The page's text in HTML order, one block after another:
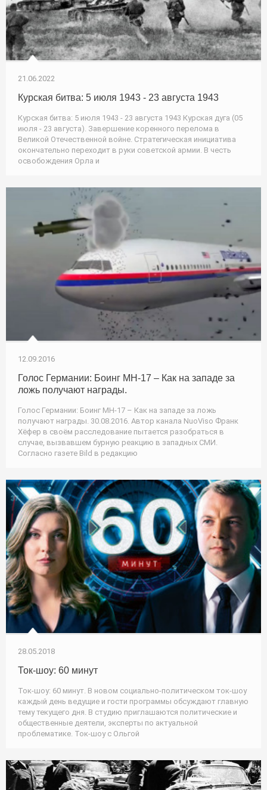
21.06.2022
Курская битва: 5 июля 1943 - 23 августа 1943
Курская битва: 5 июля 1943 - 23 августа 1943 Курская дуга (05
июля - 23 августа). Завершение коренного перелома в
Великой Отечественной войне. Стратегическая инициатива
окончательно переходит в руки советской армии. В честь
освобождения Орла и
12.09.2016
Голос Германии: Боинг МН-17 – Как на западе за
ложь получают награды.
Голос Германии: Боинг МН-17 – Как на западе за ложь
получают награды. 30.08.2016. Автор канала NuoViso Франк
Хёфер в своём расследование пытается разобраться в
случае, вызвавшем бурную реакцию в западных СМИ.
Согласно газете Bild в редакцию
28.05.2018
Ток-шоу: 60 минут
Ток-шоу: 60 минут. В новом социально-политическом ток-шоу
каждый день ведущие и гости программы обсуждают главную
тему текущего дня. В студию приглашаются политические и
общественные деятели, эксперты по актуальной
проблематике. Ток-шоу с Ольгой